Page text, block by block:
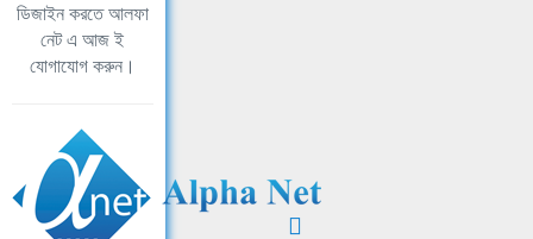
ডিজাইন করতে আলফা
নেট এ আজ ই
যোগাযোগ করুন।